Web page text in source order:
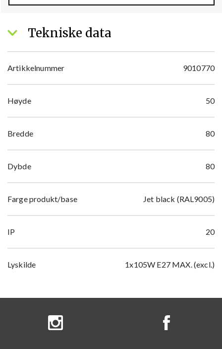
Tekniske data
Artikkelnummer 9010770
Høyde 50
Bredde 80
Dybde 80
Farge produkt/base Jet black (RAL9005)
IP 20
Lyskilde 1x105W E27 MAX. (excl.)